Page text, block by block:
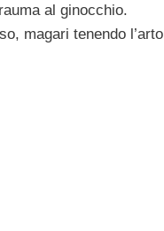
al ginocchio.
magari tenendo l’arto